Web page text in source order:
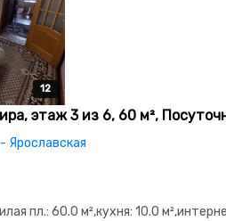
12
12
12
12
12
этаж 3 из 6, 60 м²,
Ярославская
пл.: 60.0 м²,кухня: 10.0